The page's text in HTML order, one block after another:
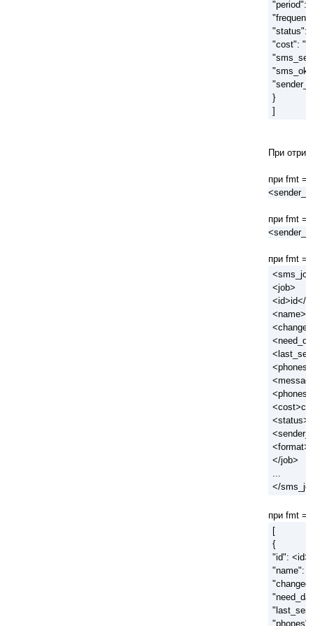
"period":
"status":
"cost":
}
]
При
при fmt =
при fmt =
при fmt =
<job>
<id>id</
</job>
...
</
при fmt =
[
{
"id": <id>,
"name":